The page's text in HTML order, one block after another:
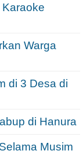
Warga
di 3 Desa di
di Hanura
Musim